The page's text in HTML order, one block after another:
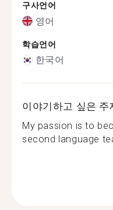
구사언어
영어
학습언어
한국어
이야기하고 싶은 주
My passion is to
second language